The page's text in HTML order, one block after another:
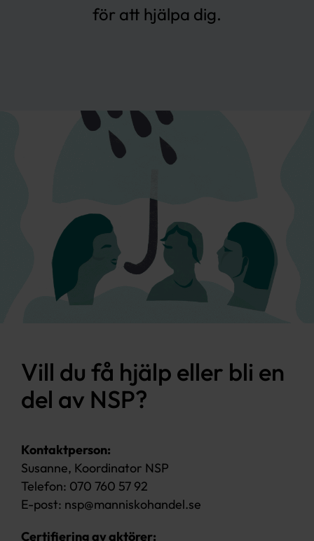
för att hjälpa dig.
Vill du få hjälp eller bli en
del av NSP?
Kontaktperson:
Susanne, Koordinator NSP
Telefon: 070 760 57 92
E-post: nsp@manniskohandel.se
Certifiering av aktörer: